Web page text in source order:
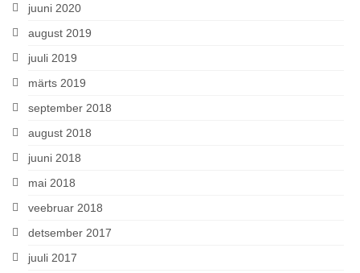
juuni 2020
august 2019
juuli 2019
märts 2019
september 2018
august 2018
juuni 2018
mai 2018
veebruar 2018
detsember 2017
juuli 2017